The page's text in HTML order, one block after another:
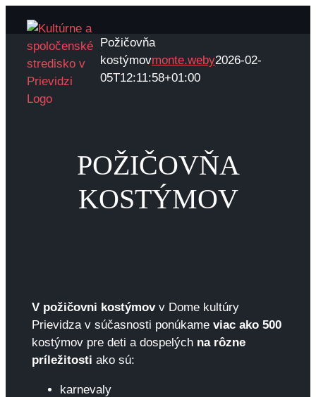
content
Požičovňa
kostýmovmonte.weby2026-02-
05T12:11:58+01:00
POŽIČOVŇA
KOSTÝMOV
V požičovni kostýmovv Dome kultúry
Prievidza v súčasnosti ponúkameviac ako 500
kostýmov pre deti a dospelých na rôzne
príležitostiako sú:
karnevaly